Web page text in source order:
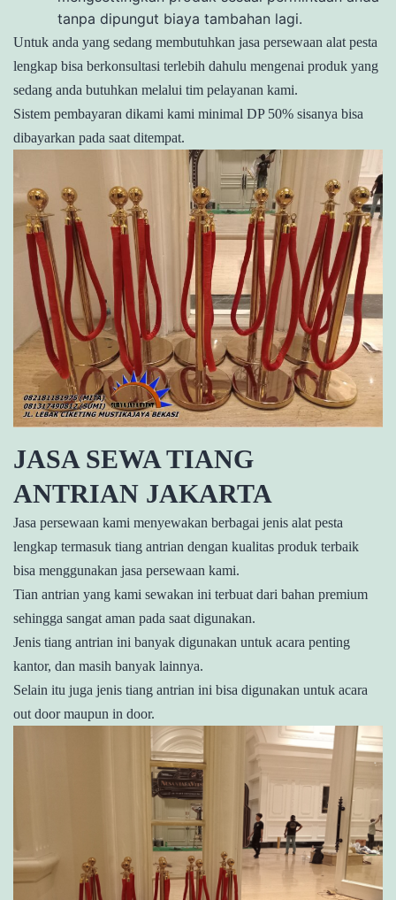
tanpa dipungut biaya tambahan lagi.
Untuk anda yang sedang membutuhkan jasa persewaan alat pesta
lengkap bisa berkonsultasi terlebih dahulu mengenai produk yang
sedang anda butuhkan melalui tim pelayanan kami.
Sistem pembayaran dikami kami minimal DP 50% sisanya bisa
dibayarkan pada saat ditempat.
JASA SEWA TIANG
ANTRIAN JAKARTA
Jasa persewaan kami menyewakan berbagai jenis alat pesta
lengkap termasuk tiang antrian dengan kualitas produk terbaik
bisa menggunakan jasa persewaan kami.
Tian antrian yang kami sewakan ini terbuat dari bahan premium
sehingga sangat aman pada saat digunakan.
Jenis tiang antrian ini banyak digunakan untuk acara penting
kantor, dan masih banyak lainnya.
Selain itu juga jenis tiang antrian ini bisa digunakan untuk acara
out door maupun in door.